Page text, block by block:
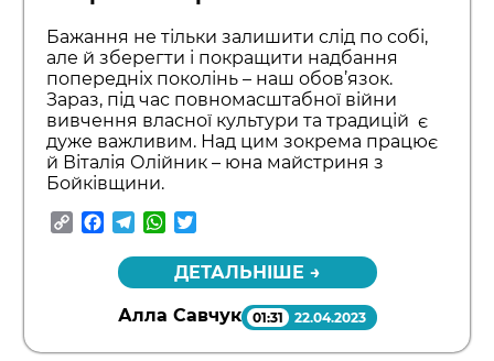
Бажання не тільки залишити слід по собі,
але й зберегти і покращити надбання
попередніх поколінь – наш обов’язок.
Зараз, під час повномасштабної війни
вивчення власної культури та традицій є
дуже важливим. Над цим зокрема працює
й Віталія Олійник – юна майстриня з
Бойківщини.
CopyFacebook
TelegramWhatsApp
ДЕТАЛЬНІШЕ →
Алла Савчук 01:31 22.04.2023